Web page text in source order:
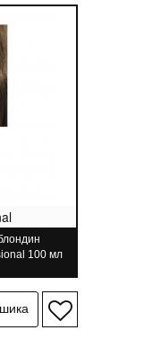
100 мл